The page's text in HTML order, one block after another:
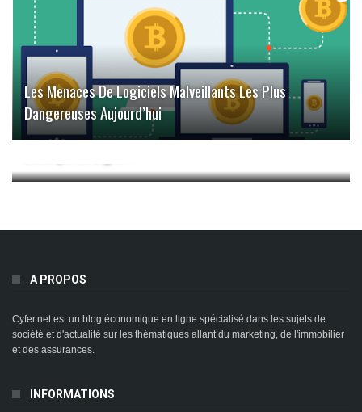
Les Menaces De Logiciels Malveillants Les Plus
Dangereuses Aujourd’hui
Quel Est Le Meilleur Thème WordPress Pour Créer Une
A PROPOS
Cyfer.net est un blog économique en ligne spécialisé dans les sujets de
société et d'actualité sur les thématiques allant du marketing, de l'immobilier
et des assurances.
INFORMATIONS